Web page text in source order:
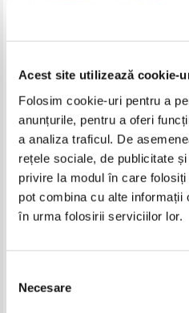
Acest site utilizează cookie-
Folosim cookie-uri pentru a
anunțurile, pentru a oferi
a analiza traficul. De
rețele sociale, de publicitate
privire la modul în care
pot combina cu alte informații
în urma folosirii serviciilor lor.
consimțământului
Necesare
Priveste si recunoaste.
lor
10,00Lei 8,00
Adaugă în coș